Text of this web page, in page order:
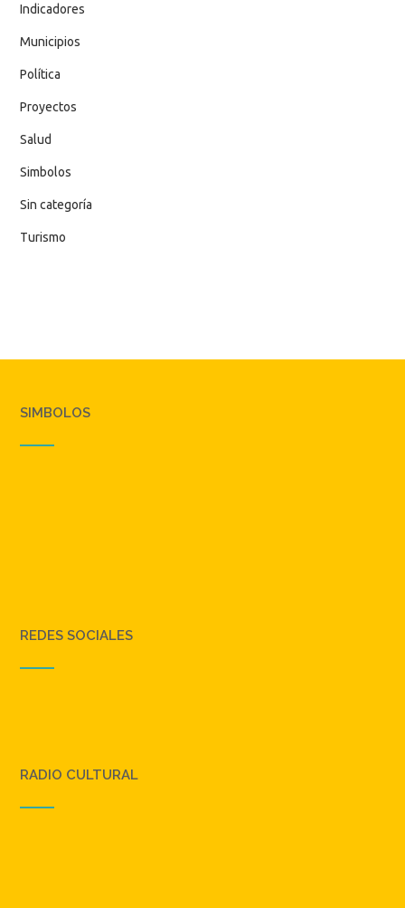
Indicadores
Municipios
Política
Proyectos
Salud
Simbolos
Sin categoría
Turismo
SIMBOLOS
REDES SOCIALES
RADIO CULTURAL